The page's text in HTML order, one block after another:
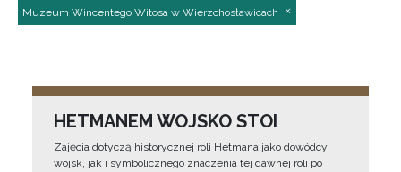
Muzeum Wincentego Witosa w Wierzchosławicach
HETMANEM WOJSKO STOI
Zajęcia dotyczą historycznej roli Hetmana jako dowódcy
wojsk, jak i symbolicznego znaczenia tej dawnej roli po